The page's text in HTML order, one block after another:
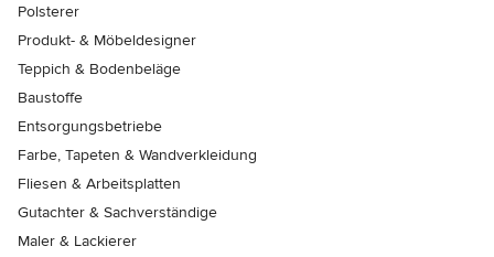
Polsterer
Produkt- & Möbeldesigner
Teppich & Bodenbeläge
Baustoffe
Entsorgungsbetriebe
Farbe, Tapeten & Wandverkleidung
Fliesen & Arbeitsplatten
Gutachter & Sachverständige
Maler & Lackierer